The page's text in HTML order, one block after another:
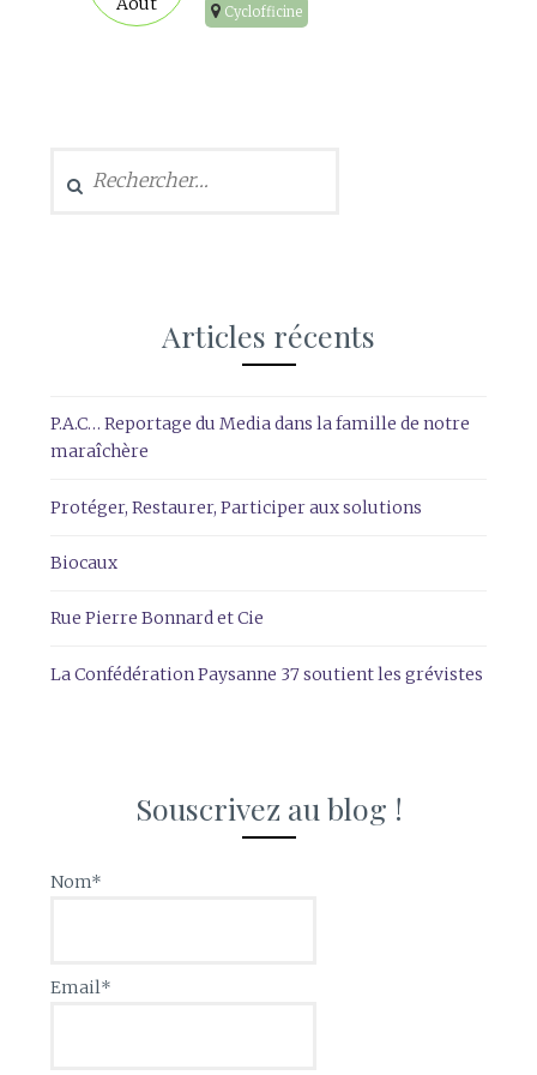
Cyclofficine
Articles récents
P.A.C… Reportage du Media dans la famille de notre
maraîchère
Protéger, Restaurer, Participer aux solutions
Biocaux
Rue Pierre Bonnard et Cie
La Confédération Paysanne 37 soutient les grévistes
Souscrivez au blog !
Nom*
Email*